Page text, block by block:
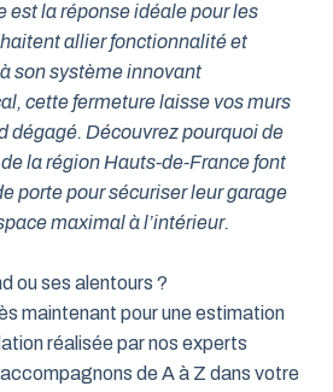
est la réponse idéale pour les
allier fonctionnalité et
son système innovant
cette fermeture laisse vos murs
dégagé. Découvrez pourquoi de
la région Hauts-de-France font
porte pour sécuriser leur garage
maximal à l’intérieur.
ou ses alentours ?
maintenant pour une estimation
réalisée par nos experts
de A à Z dans votre